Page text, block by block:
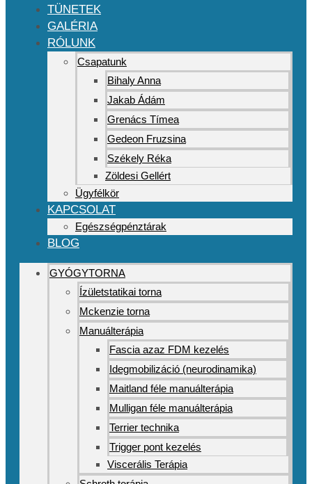
TÜNETEK
GALÉRIA
RÓLUNK
Csapatunk
Bihaly Anna
Jakab Ádám
Grenács Tímea
Gedeon Fruzsina
Székely Réka
Zöldesi Gellért
Ügyfélkör
KAPCSOLAT
Egészségpénztárak
BLOG
GYÓGYTORNA
Ízületstatikai torna
Mckenzie torna
Manuálterápia
Fascia azaz FDM kezelés
Idegmobilizáció (neurodinamika)
Maitland féle manuálterápia
Mulligan féle manuálterápia
Terrier technika
Trigger pont kezelés
Viscerális Terápia